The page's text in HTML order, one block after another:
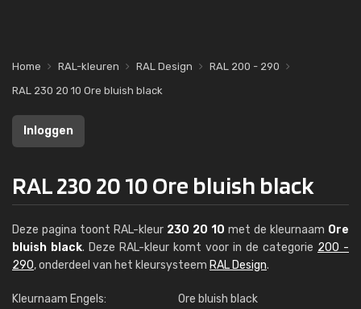
Home RAL-kleuren RAL Design
RAL 200 - 290
RAL 230 20 10 Ore bluish black
Inloggen
RAL 230 20 10 Ore bluish black
Deze pagina toont RAL-kleur 230 20 10 met de kleurnaam Ore
bluish black. Deze RAL-kleur komt voor in de categorie 200 -
290, onderdeel van het kleursysteem RAL Design.
Kleurnaam Engels:
Ore bluish black